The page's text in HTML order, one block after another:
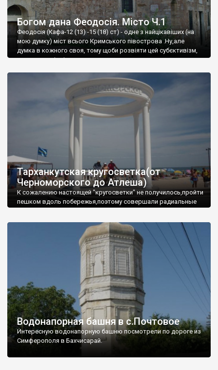
Богом дана Феодосія. Місто Ч.1
Феодосія (Кафа-12 (13) -15 (18) ст) - одне з найцікавіших (на
мою думку) міст всього Кримського півострова .Ну,але
думка в кожного своя, тому щоби розвіяти цей субєктивізм,
запрошую відвідати це
Тарханкутская кругосветка(от
Черноморского до Атлеша)
К сожалению настоящей "кругосветки" не получилось,пройти
пешком вдоль побережья,поэтому совершали радиальные
Водонапорная башня в с.Почтовое
Интересную водонапорную башню посмотрели по дороге из
Симферополя в Бахчисарай.